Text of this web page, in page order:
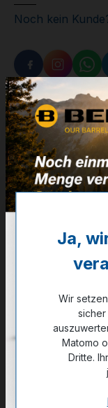
Noch kein
Zum Merkzettel
Beschreibung
Adapter
Mehr
Technische
GPSR
Bewertungen
Ja,
Wir
Matomo
Dritte.